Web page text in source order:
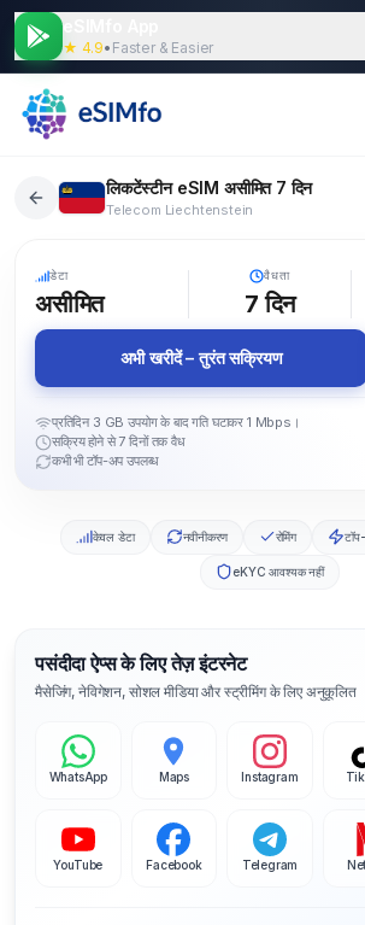
★ 4.9• Faster & Easier
लिकटेंस्टीन eSIM असीमित 7 दिन
Telecom Liechtenstein
डेटा
असीमित
वैधता
7 दिन
अभी खरीदें – तुरंत सक्रियण
प्रतिदिन 3 GB उपयोग के बाद गति घटाकर 1 Mbps।
सक्रिय होने से 7 दिनों तक वैध
कभी भी टॉप-अप उपलब्ध
केवल डेटा नवीनीकरण रोमिंग
eKYC आवश्यक नहीं
पसंदीदा ऐप्स के लिए तेज़ इंटरनेट
मैसेजिंग, नेविगेशन, सोशल मीडिया और स्ट्रीमिंग के लिए अनुकूलित
WhatsApp Maps Instagram
YouTube Facebook Telegram